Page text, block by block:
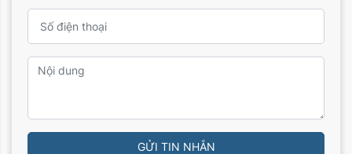
GỬI TIN NHẮN